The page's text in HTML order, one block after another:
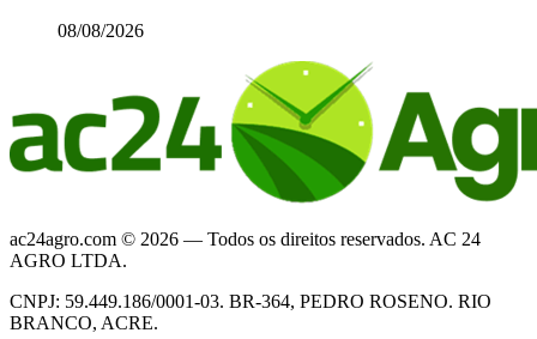
08/08/2026
ac24agro.com © 2026 — Todos os direitos reservados. AC 24
AGRO LTDA.
CNPJ: 59.449.186/0001-03. BR-364, PEDRO ROSENO. RIO
BRANCO, ACRE.